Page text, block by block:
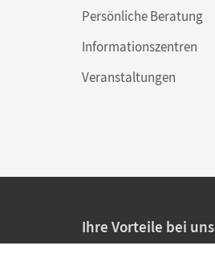
Persönliche Beratung
Informationszentren
Veranstaltungen
Ihre Vorteile bei uns